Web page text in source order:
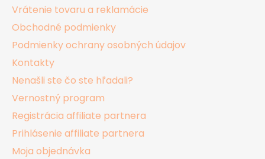
Vrátenie tovaru a reklamácie
Obchodné podmienky
Podmienky ochrany osobných údajov
Kontakty
Nenašli ste čo ste hľadali?
Vernostný program
Registrácia affiliate partnera
Prihlásenie affiliate partnera
Moja objednávka